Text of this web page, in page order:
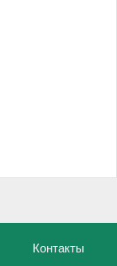
Контакты